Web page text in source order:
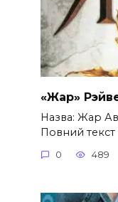
«Жар»
Назва: Жар
Повний текст
0 489